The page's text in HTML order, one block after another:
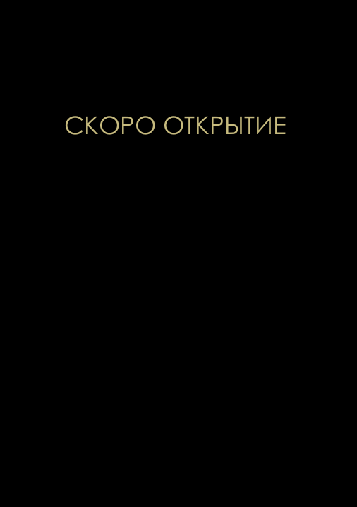
СКОРО ОТКРЫТИЕ